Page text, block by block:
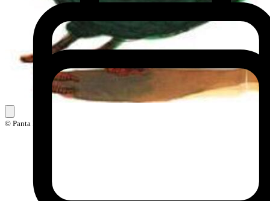
© Panta Rhei